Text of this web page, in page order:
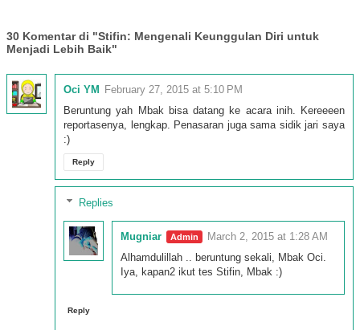
30 Komentar di "Stifin: Mengenali Keunggulan Diri untuk
Menjadi Lebih Baik"
Oci YM
February 27, 2015 at 5:10 PM
Beruntung yah Mbak bisa datang ke acara inih. Kereeeen
reportasenya, lengkap. Penasaran juga sama sidik jari saya
:)
Reply
Replies
Mugniar
March 2, 2015 at 1:28 AM
Alhamdulillah .. beruntung sekali, Mbak Oci.
Iya, kapan2 ikut tes Stifin, Mbak :)
Reply